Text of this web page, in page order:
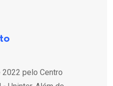
pelo Centro